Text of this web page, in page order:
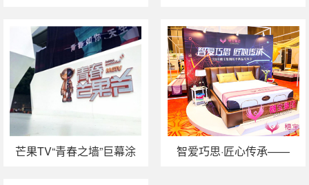
诺贝尔奖得主见面会
芒果TV“青春之墙”巨幕涂
智爱巧思·匠心传承——